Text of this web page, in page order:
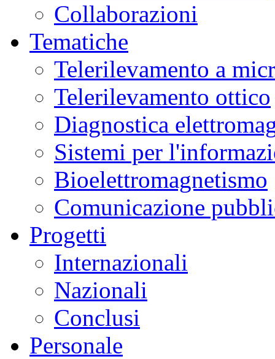
Collaborazioni
Tematiche
Telerilevamento a
Telerilevamento ottico
Diagnostica
Sistemi per
Bioelettromagnetismo
Comunicazione
Progetti
Internazionali
Nazionali
Conclusi
Personale